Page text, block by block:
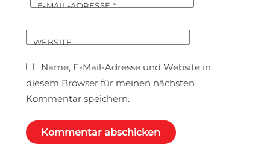
E-MAIL-ADRESSE*
WEBSITE
Name, E-Mail-Adresse und Website in
diesem Browser für meinen nächsten
Kommentar speichern.